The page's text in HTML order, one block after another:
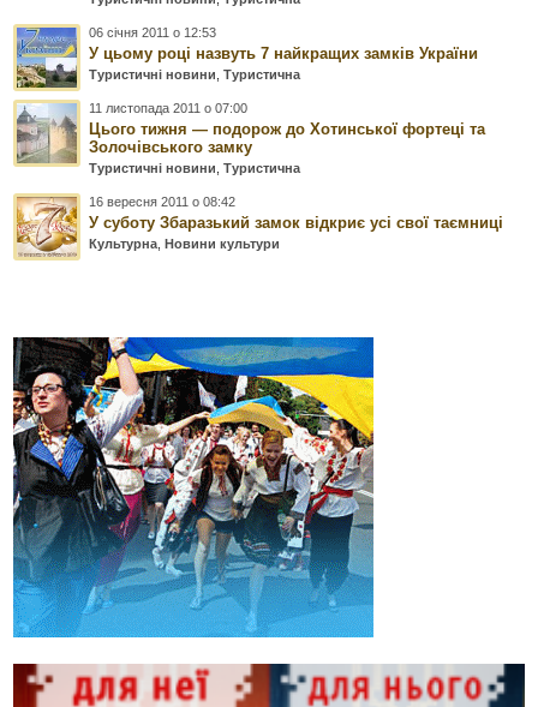
06 січня 2011 о 12:53
У цьому році назвуть 7 найкращих замків України
Туристичні новини ,Туристична
11 листопада 2011 о 07:00
Цього тижня — подорож до Хотинської фортеці та
Золочівського замку
Туристичні новини ,Туристична
16 вересня 2011 о 08:42
У суботу Збаразький замок відкриє усі свої таємниці
Культурна ,Новини культури